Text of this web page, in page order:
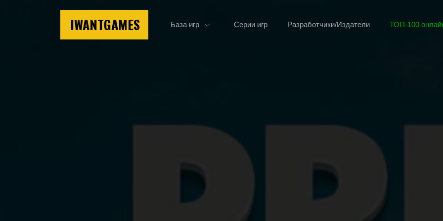
IWANTGAMES База игр Серии игр Разработчики/Издатели ТОП-100